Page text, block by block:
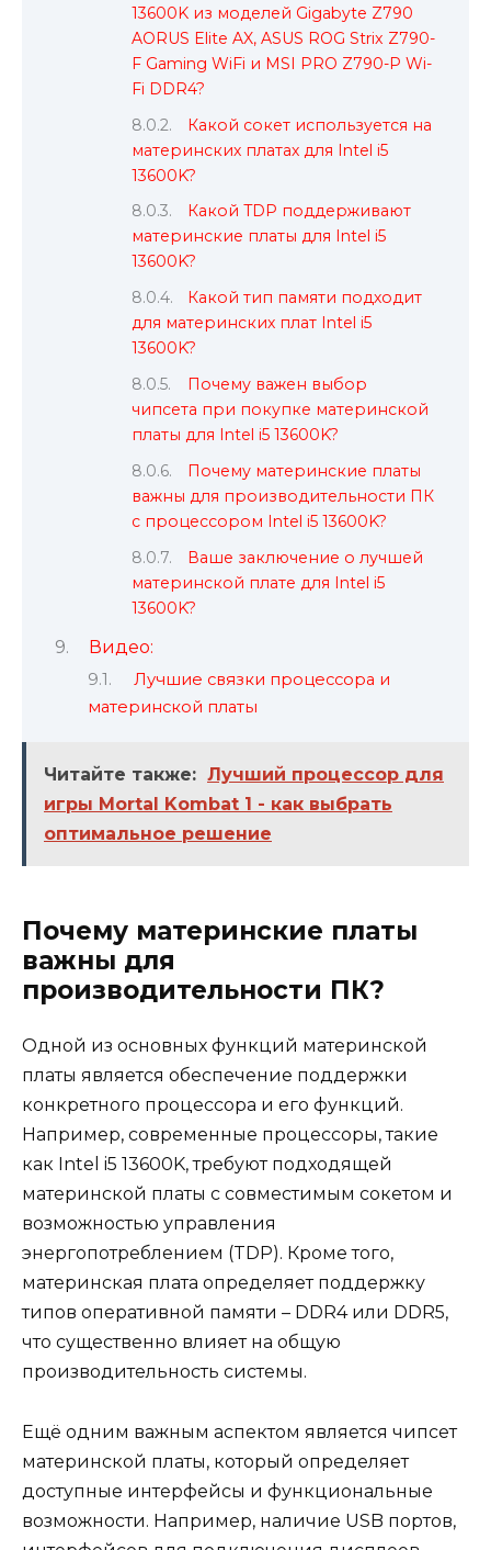
13600K из моделей Gigabyte Z790
AORUS Elite AX, ASUS ROG Strix Z790-
F Gaming WiFi и MSI PRO Z790-P Wi-
Fi DDR4?
Какой сокет используется на
материнских платах для Intel i5
13600K?
Какой TDP поддерживают
материнские платы для Intel i5
13600K?
Какой тип памяти подходит
для материнских плат Intel i5
13600K?
Почему важен выбор
чипсета при покупке материнской
платы для Intel i5 13600K?
Почему материнские платы
важны для производительности ПК
с процессором Intel i5 13600K?
Ваше заключение о лучшей
материнской плате для Intel i5
13600K?
Видео:
Лучшие связки процессора и
материнской платы
Читайте также: Лучший процессор для
игры Mortal Kombat 1 - как выбрать
оптимальное решение
Почему материнские платы
важны для
производительности ПК?
Одной из основных функций материнской
платы является обеспечение поддержки
конкретного процессора и его функций.
Например, современные процессоры, такие
как Intel i5 13600K, требуют подходящей
материнской платы с совместимым сокетом и
возможностью управления
энергопотреблением (TDP). Кроме того,
материнская плата определяет поддержку
типов оперативной памяти – DDR4 или DDR5,
что существенно влияет на общую
производительность системы.
Ещё одним важным аспектом является чипсет
материнской платы, который определяет
доступные интерфейсы и функциональные
возможности. Например, наличие USB портов,